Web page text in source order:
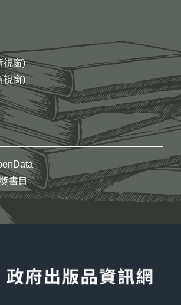
視窗)
視窗)
書目